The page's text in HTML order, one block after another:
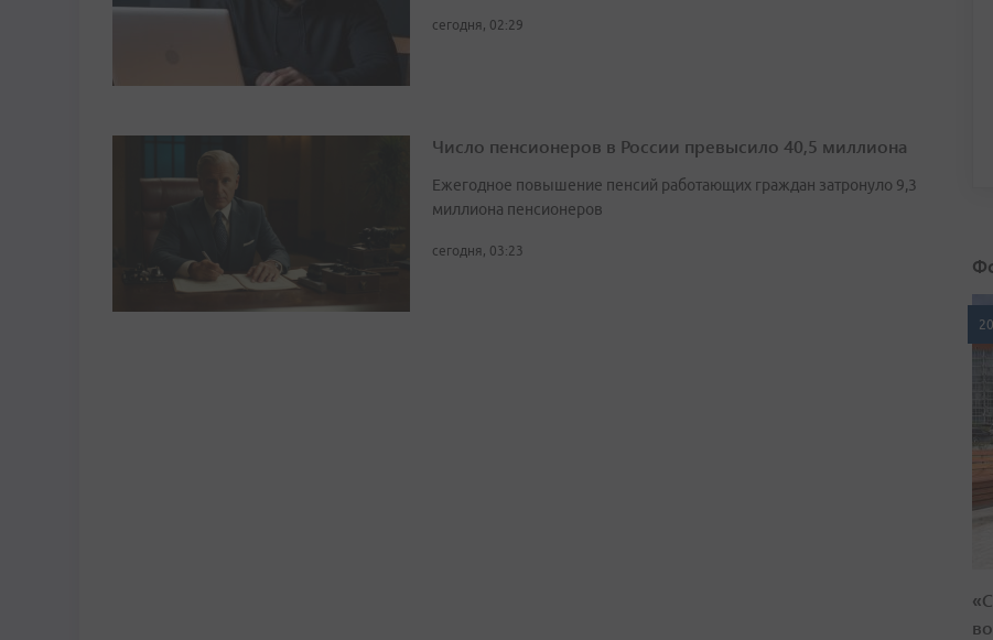
сегодня, 02:29
Число пенсионеров в России превысило 40,5 миллиона
Ежегодное повышение пенсий работающих граждан затронуло 9,3
миллиона пенсионеров
сегодня, 03:23